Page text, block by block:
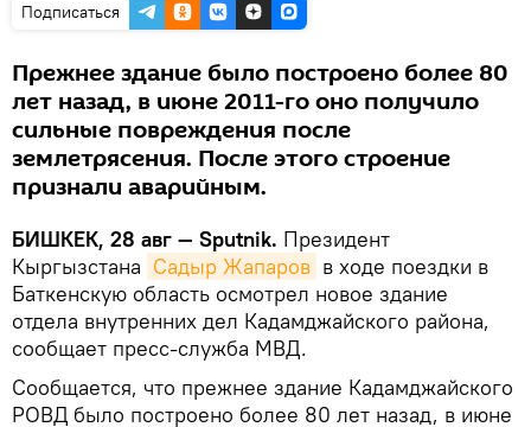
Подписаться
Прежнее здание было построено более 80
лет назад, в июне 2011-го оно получило
сильные повреждения после
землетрясения. После этого строение
признали аварийным.
БИШКЕК, 28 авг — Sputnik. Президент
Кыргызстана Садыр Жапаров в ходе поездки в
Баткенскую область осмотрел новое здание
отдела внутренних дел Кадамджайского района,
сообщает пресс-служба МВД.
Сообщается, что прежнее здание Кадамджайского
РОВД было построено более 80 лет назад, в июне